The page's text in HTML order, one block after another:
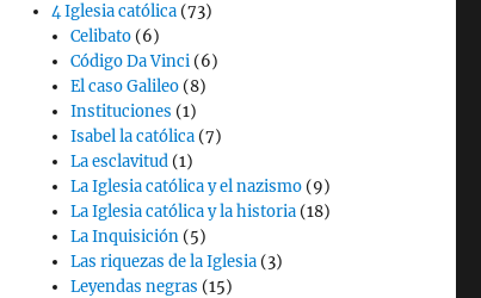
4 Iglesia católica (73)
Celibato (6)
Código Da Vinci (6)
El caso Galileo (8)
Instituciones (1)
Isabel la católica (7)
La esclavitud (1)
La Iglesia católica y el nazismo (9)
La Iglesia católica y la historia (18)
La Inquisición (5)
Las riquezas de la Iglesia (3)
Leyendas negras (15)